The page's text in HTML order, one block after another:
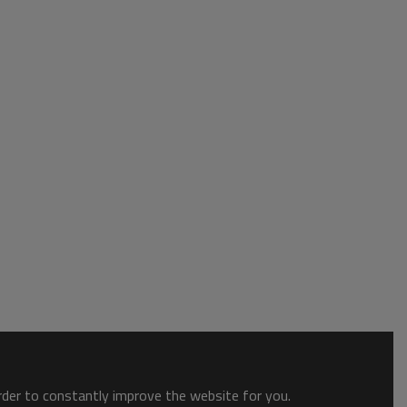
to constantly improve the website for you.